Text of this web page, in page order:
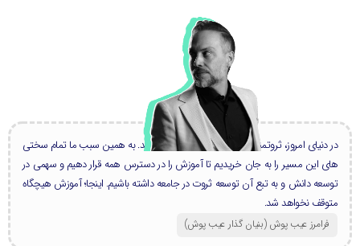
در دنیای امروز، ثروتمندان بزرگ، همه دانشمند هستند. به همین سبب ما تمام سختی
های این مسیر را به جان خریدیم تا آموزش را در دسترس همه قرار دهیم و سهمی در
توسعه دانش و به تبع آن توسعه ثروت در جامعه داشته باشیم. اینجا؛ آموزش هیچگاه
متوقف نخواهد شد.
فرامرز عیب پوش (بنیان گذار عیب پوش​)